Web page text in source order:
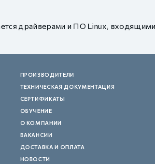
драйверами и ПО Linux,
ПРОИЗВОДИТЕЛИ
ТЕХНИЧЕСКАЯ ДОКУМЕНТАЦИЯ
СЕРТИФИКАТЫ
ОБУЧЕНИЕ
О КОМПАНИИ
ВАКАНСИИ
ДОСТАВКА И ОПЛАТА
НОВОСТИ